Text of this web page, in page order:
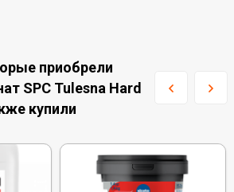
приобрели
SPC Tulesna Hard
купили